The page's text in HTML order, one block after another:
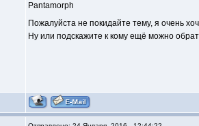
Pantamorph
Пожалуйста не покидайте тему, я очень
Ну или подскажите к кому ещё можно